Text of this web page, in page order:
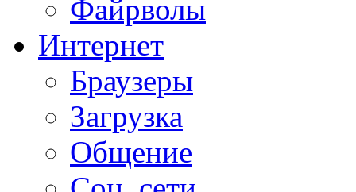
Файрволы
Интернет
Браузеры
Загрузка
Общение